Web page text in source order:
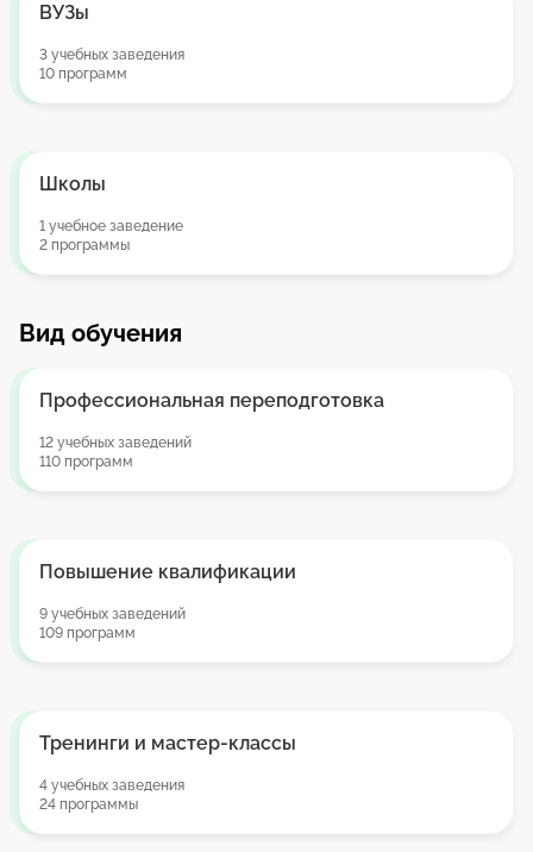
ВУЗы
3 учебных заведения
10 программ
Школы
1 учебное заведение
2 программы
Вид обучения
Профессиональная переподготовка
12 учебных заведений
110 программ
Повышение квалификации
9 учебных заведений
109 программ
Тренинги и мастер-классы
4 учебных заведения
24 программы